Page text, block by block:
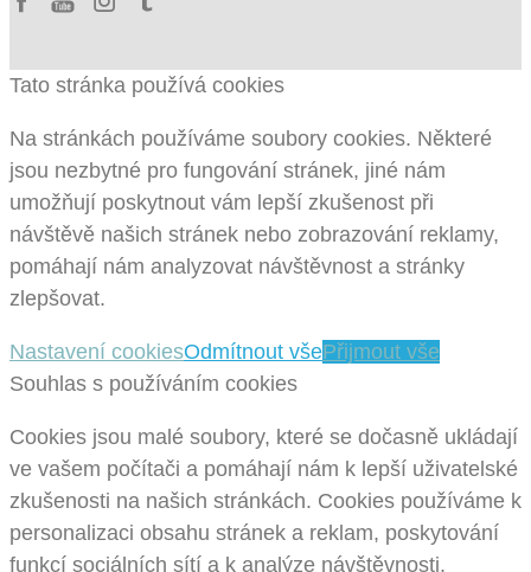
Tato stránka používá cookies
Na stránkách používáme soubory cookies. Některé
jsou nezbytné pro fungování stránek, jiné nám
umožňují poskytnout vám lepší zkušenost při
návštěvě našich stránek nebo zobrazování reklamy,
pomáhají nám analyzovat návštěvnost a stránky
zlepšovat.
Nastavení cookiesOdmítnout všePřijmout vše
Souhlas s používáním cookies
Cookies jsou malé soubory, které se dočasně ukládají
ve vašem počítači a pomáhají nám k lepší uživatelské
zkušenosti na našich stránkách. Cookies používáme k
personalizaci obsahu stránek a reklam, poskytování
funkcí sociálních sítí a k analýze návštěvnosti.